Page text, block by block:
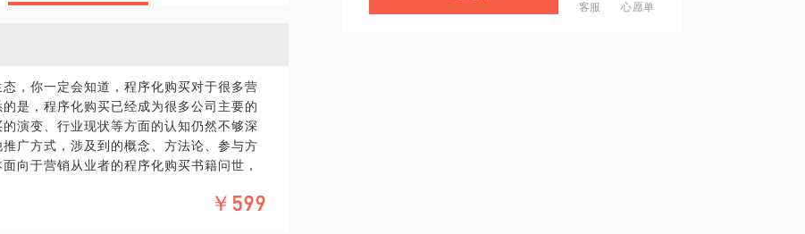
，你一定会知道，程序化购买对于很多营
是，程序化购买已经成为很多公司主要的
演变、行业现状等方面的认知仍然不够深
广方式，涉及到的概念、方法论、参与方
向于营销从业者的程序化购买书籍问世，
多。但程序化购买又是未来营销的趋势，
￥599
客服 心愿单